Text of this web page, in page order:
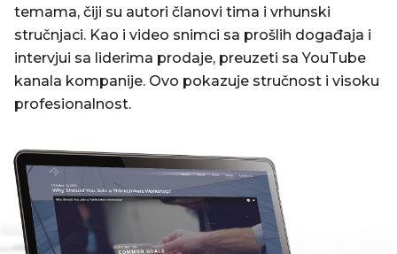
temama, čiji su autori članovi tima i vrhunski
stručnjaci. Kao i video snimci sa prošlih događaja i
intervjui sa liderima prodaje, preuzeti sa YouTube
kanala kompanije. Ovo pokazuje stručnost i visoku
profesionalnost.